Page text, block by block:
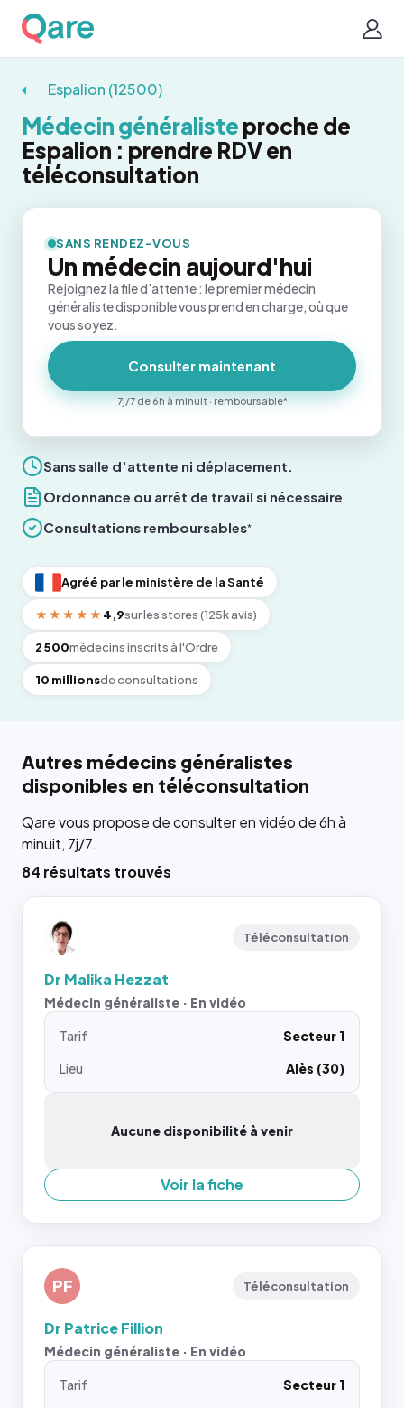
Espalion (12500)
Médecin généraliste proche de
Espalion : prendre RDV en
téléconsultation
Sans salle d'attente ni déplacement.
Ordonnance ou arrêt de travail si nécessaire
Consultations remboursables*
Agréé par le ministère de la Santé
★★★★★ 4,9sur les stores (125k avis)
2 500médecins inscrits à l'Ordre
10 millionsde consultations
SANS RENDEZ-VOUS
Un médecin aujourd'hui
Rejoignez la file d'attente : le premier médecin
généraliste disponible vous prend en charge, où que
vous soyez.
Consulter maintenant
7j/7 de 6h à minuit · remboursable*
Autres médecins généralistes
disponibles en téléconsultation
Qare vous propose de consulter en vidéo de 6h à
minuit, 7j/7.
84 résultats trouvés
Téléconsultation
Dr Malika Hezzat
Médecin généraliste · En vidéo
Tarif
Secteur 1
Lieu
Alès (30)
Aucune disponibilité à venir
Voir la fiche
PF Téléconsultation
Dr Patrice Fillion
Médecin généraliste · En vidéo
Tarif
Secteur 1